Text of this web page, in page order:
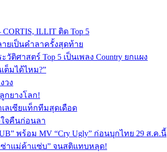
CORTIS, ILLIT ติด Top 5
ายเป็นคำลาครั้งสุดท้าย
วัติศาสตร์ Top 5 เป็นเพลง Country ยกแผง
ต็มได้ไหม?”
วง
กยางโลก!
เลเซียแท็กทีมสุดเดือด
ใจคืนก่อนลา
พร้อม MV “Cry Ugly” ก่อนบุกไทย 29 ส.ค.นี้
ซ่าแม่ค้าแซ่บ” จนสติแทบหลุด!